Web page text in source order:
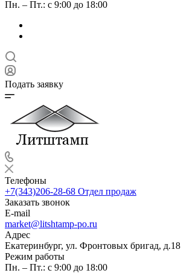
Пн. – Пт.: с 9:00 до 18:00
Подать заявку
Телефоны
+7(343)206-28-68 Отдел продаж
Заказать звонок
E-mail
market@litshtamp-po.ru
Адрес
Екатеринбург, ул. Фронтовых бригад, д.18
Режим работы
Пн. – Пт.: с 9:00 до 18:00